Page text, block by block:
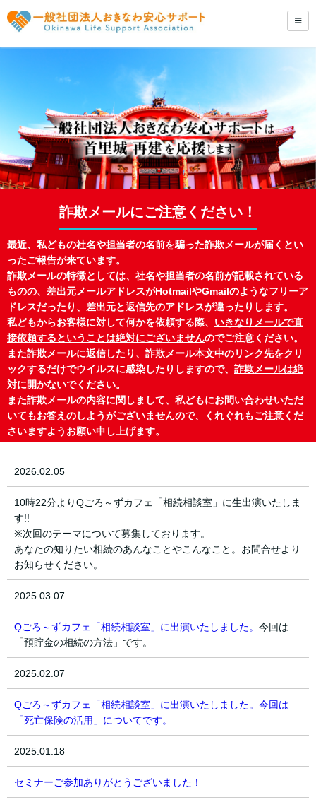
詐欺メールにご注意ください！
最近、私どもの社名や担当者の名前を騙った詐欺メールが届くとい
ったご報告が来ています。
詐欺メールの特徴としては、社名や担当者の名前が記載されている
ものの、差出元メールアドレスがHotmailやGmailのようなフリーア
ドレスだったり、差出元と返信先のアドレスが違ったりします。
私どもからお客様に対して何かを依頼する際、 いきなりメールで直
接依頼するということは絶対にございませんのでご注意ください。
また詐欺メールに返信したり、詐欺メール本文中のリンク先をクリ
ックするだけでウイルスに感染したりしますので、 詐欺メールは絶
対に開かないでください。
また詐欺メールの内容に関しまして、私どもにお問い合わせいただ
いてもお答えのしようがございませんので、くれぐれもご注意くだ
さいますようお願い申し上げます。
2026.02.05
10時22分よりQごろ～ずカフェ「相続相談室」に生出演いたしま
す!!
※次回のテーマについて募集しております。
あなたの知りたい相続のあんなことやこんなこと。お問合せより
お知らせください。
2025.03.07
Qごろ～ずカフェ「相続相談室」に出演いたしました。 今回は
「預貯金の相続の方法」です。
2025.02.07
Qごろ～ずカフェ「相続相談室」に出演いたしました。今回は
「死亡保険の活用」についてです。
2025.01.18
セミナーご参加ありがとうございました！